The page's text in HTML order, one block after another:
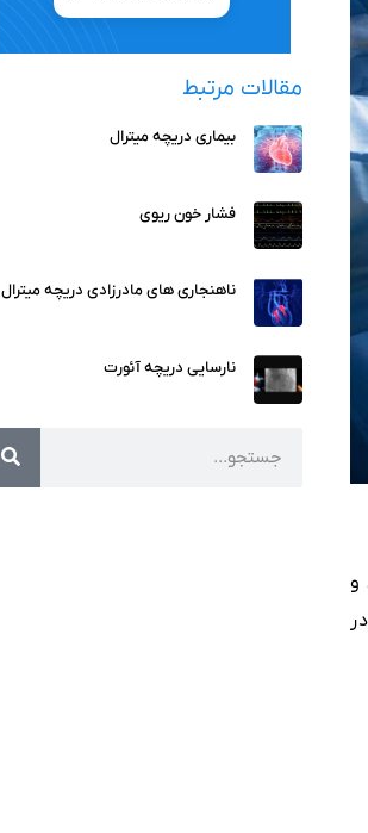
و
مقالات مرتبط
بیماری دریچه میترال
فشار خون ریوی
ناهنجاری های مادرزادی دریچه میترال
نارسایی دریچه آئورت